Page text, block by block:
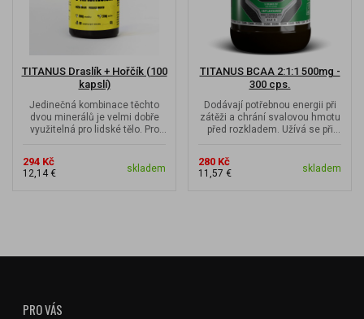
TITANUS Draslík + Hořčík (100
kapslí)
Jedinečná kombinace těchto
dvou minerálů je velmi dobře
využitelná pro lidské tělo. Pro
294 Kč
12,14 € skladem
TITANUS BCAA 2:1:1 500mg -
300 cps.
Dodávají potřebnou energii při
zátěži a chrání svalovou hmotu
před rozkladem. Užívá se při
280 Kč
11,57 € skladem
PRO VÁS